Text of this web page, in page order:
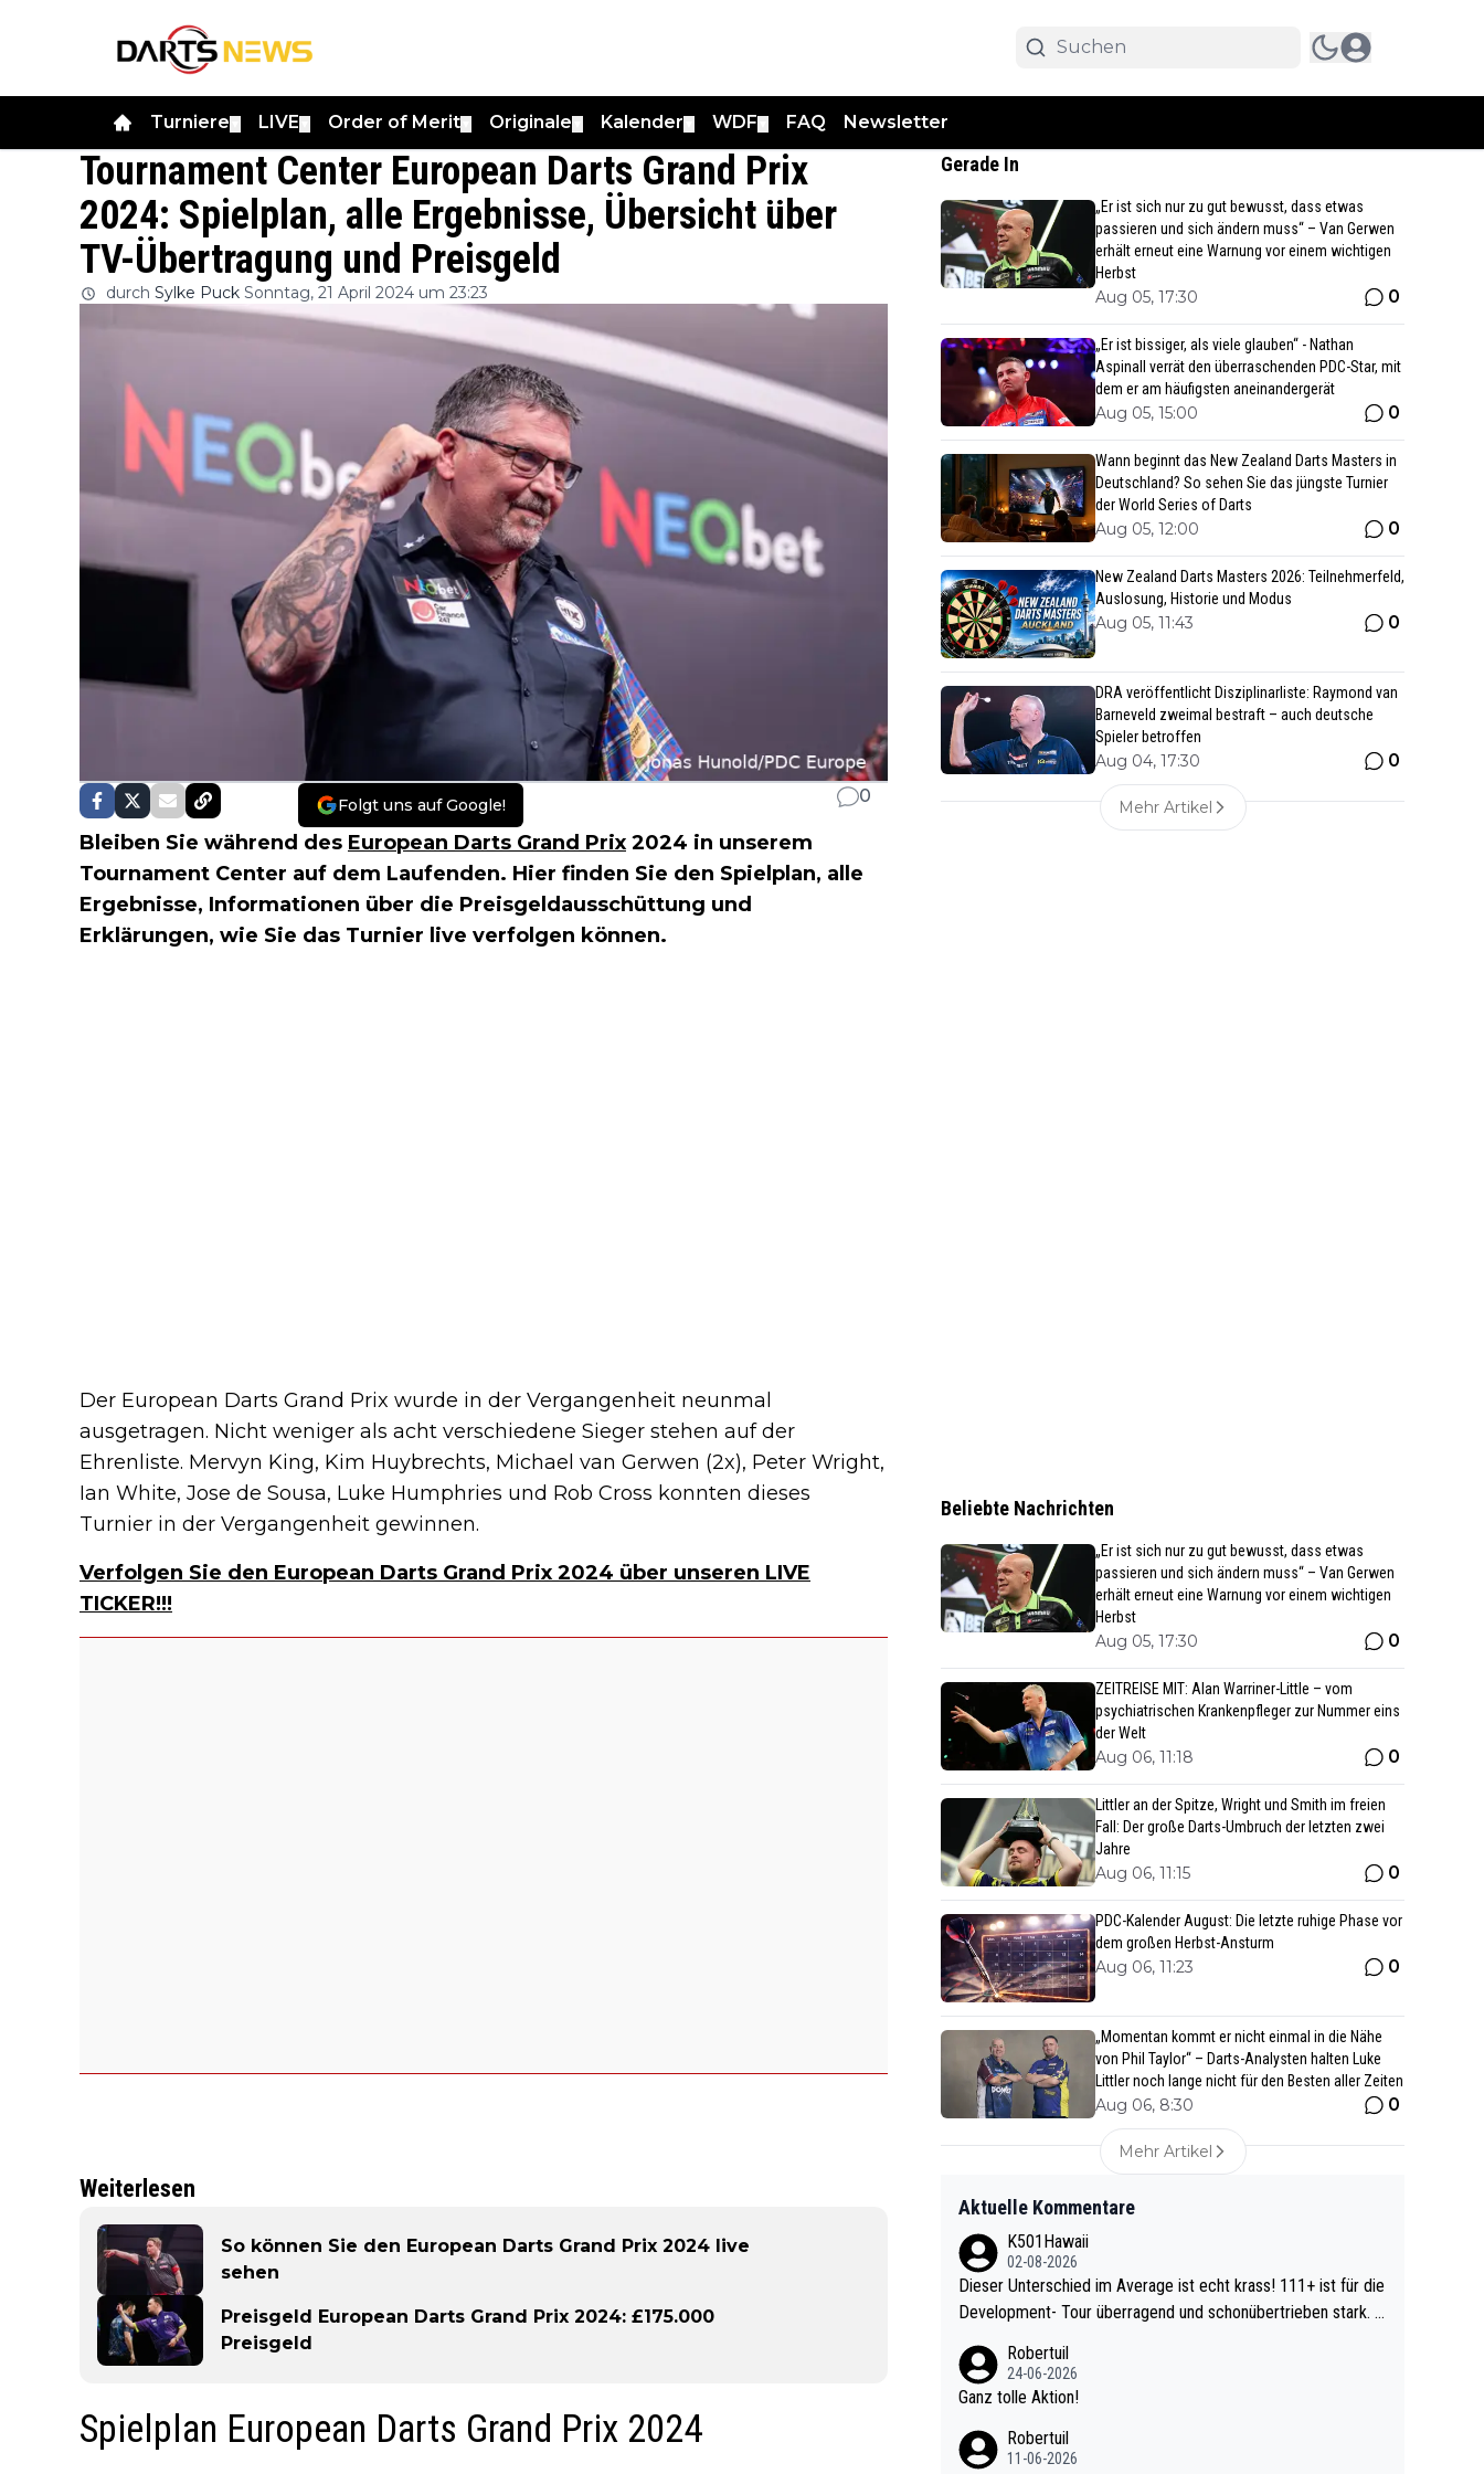
Turniere LIVE Order of Merit Originale Kalender WDF FAQ Newsletter
Tournament Center European Darts Grand Prix
2024: Spielplan, alle Ergebnisse, Übersicht über
TV-Übertragung und Preisgeld
durch Sylke Puck Sonntag, 21 April 2024 um 23:23
Folgt uns auf Google! 0
Bleiben Sie während des European Darts Grand Prix 2024 in unserem
Tournament Center auf dem Laufenden. Hier finden Sie den Spielplan, alle
Ergebnisse, Informationen über die Preisgeldausschüttung und
Erklärungen, wie Sie das Turnier live verfolgen können.
Der European Darts Grand Prix wurde in der Vergangenheit neunmal
ausgetragen. Nicht weniger als acht verschiedene Sieger stehen auf der
Ehrenliste. Mervyn King, Kim Huybrechts, Michael van Gerwen (2x), Peter Wright,
Ian White, Jose de Sousa, Luke Humphries und Rob Cross konnten dieses
Turnier in der Vergangenheit gewinnen.
Verfolgen Sie den European Darts Grand Prix 2024 über unseren LIVE
TICKER!!!
Weiterlesen
So können Sie den European Darts Grand Prix 2024 live
sehen
Preisgeld European Darts Grand Prix 2024: £175.000
Preisgeld
Spielplan European Darts Grand Prix 2024
Gerade In
„Er ist sich nur zu gut bewusst, dass etwas
passieren und sich ändern muss“ – Van Gerwen
erhält erneut eine Warnung vor einem wichtigen
Herbst
Aug 05, 17:30 0
„Er ist bissiger, als viele glauben“ - Nathan
Aspinall verrät den überraschenden PDC-Star, mit
dem er am häufigsten aneinandergerät
Aug 05, 15:00 0
Wann beginnt das New Zealand Darts Masters in
Deutschland? So sehen Sie das jüngste Turnier
der World Series of Darts
Aug 05, 12:00 0
New Zealand Darts Masters 2026: Teilnehmerfeld,
Auslosung, Historie und Modus
Aug 05, 11:43 0
DRA veröffentlicht Disziplinarliste: Raymond van
Barneveld zweimal bestraft – auch deutsche
Spieler betroffen
Aug 04, 17:30 0
Mehr Artikel
Beliebte Nachrichten
„Er ist sich nur zu gut bewusst, dass etwas
passieren und sich ändern muss“ – Van Gerwen
erhält erneut eine Warnung vor einem wichtigen
Herbst
Aug 05, 17:30 0
ZEITREISE MIT: Alan Warriner-Little – vom
psychiatrischen Krankenpfleger zur Nummer eins
der Welt
Aug 06, 11:18 0
Littler an der Spitze, Wright und Smith im freien
Fall: Der große Darts-Umbruch der letzten zwei
Jahre
Aug 06, 11:15 0
PDC-Kalender August: Die letzte ruhige Phase vor
dem großen Herbst-Ansturm
Aug 06, 11:23 0
„Momentan kommt er nicht einmal in die Nähe
von Phil Taylor“ – Darts-Analysten halten Luke
Littler noch lange nicht für den Besten aller Zeiten
Aug 06, 8:30 0
Mehr Artikel
Aktuelle Kommentare
K501Hawaii
02-08-2026
Dieser Unterschied im Average ist echt krass! 111+ ist für die
Development- Tour überragend und schonübertrieben stark. U
e mal 40+ erst recht. Da gewinnst keinen Blumentopf - ist ja n
och krasser wie ein Pokalspiel eines Kreisligisten vs einem Bu
Robertuil
24-06-2026
Ganz tolle Aktion!
Robertuil
11-06-2026